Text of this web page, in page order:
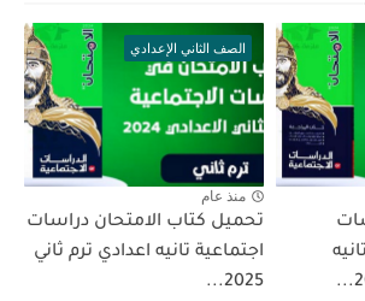
الصف الثاني الإعدادي
منذ عام
تحميل كتاب الامتحان دراسات
اجتماعية تانيه اعدادي ترم ثاني
2025...